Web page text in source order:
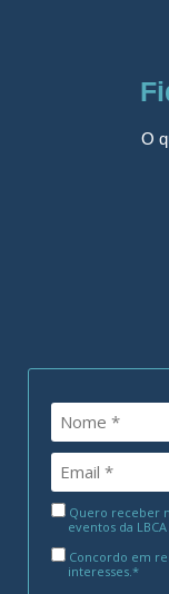
O
Quero receber
eventos da LBCA
Concordo em
interesses.*